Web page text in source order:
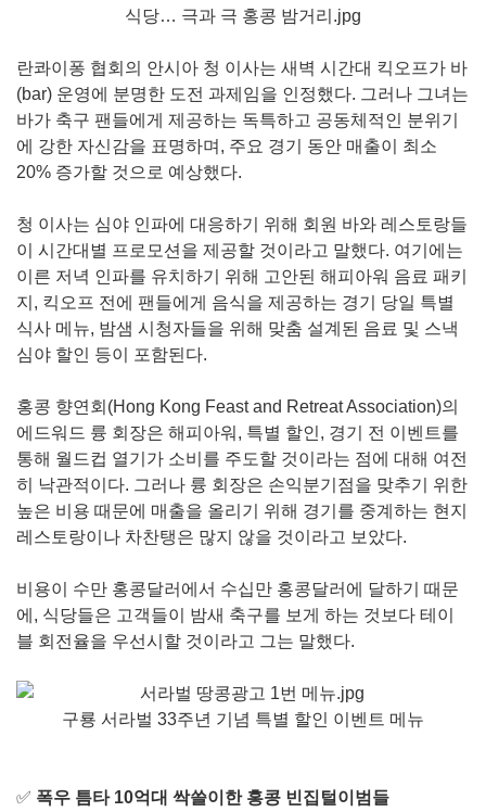
란콰이퐁 협회의 안시아 청 이사는 새벽 시간대 킥오프가 바
(bar) 운영에 분명한 도전 과제임을 인정했다. 그러나 그녀는
바가 축구 팬들에게 제공하는 독특하고 공동체적인 분위기
에 강한 자신감을 표명하며, 주요 경기 동안 매출이 최소
20% 증가할 것으로 예상했다.
청 이사는 심야 인파에 대응하기 위해 회원 바와 레스토랑들
이 시간대별 프로모션을 제공할 것이라고 말했다. 여기에는
이른 저녁 인파를 유치하기 위해 고안된 해피아워 음료 패키
지, 킥오프 전에 팬들에게 음식을 제공하는 경기 당일 특별
식사 메뉴, 밤샘 시청자들을 위해 맞춤 설계된 음료 및 스낵
심야 할인 등이 포함된다.
홍콩 향연회(Hong Kong Feast and Retreat Association)의
에드워드 륭 회장은 해피아워, 특별 할인, 경기 전 이벤트를
통해 월드컵 열기가 소비를 주도할 것이라는 점에 대해 여전
히 낙관적이다. 그러나 륭 회장은 손익분기점을 맞추기 위한
높은 비용 때문에 매출을 올리기 위해 경기를 중계하는 현지
레스토랑이나 차찬탱은 많지 않을 것이라고 보았다.
비용이 수만 홍콩달러에서 수십만 홍콩달러에 달하기 때문
에, 식당들은 고객들이 밤새 축구를 보게 하는 것보다 테이
블 회전율을 우선시할 것이라고 그는 말했다.
구룡 서라벌 33주년 기념 특별 할인 이벤트 메뉴
✅ 폭우 틈타 10억대 싹쓸이한 홍콩 빈집털이범들